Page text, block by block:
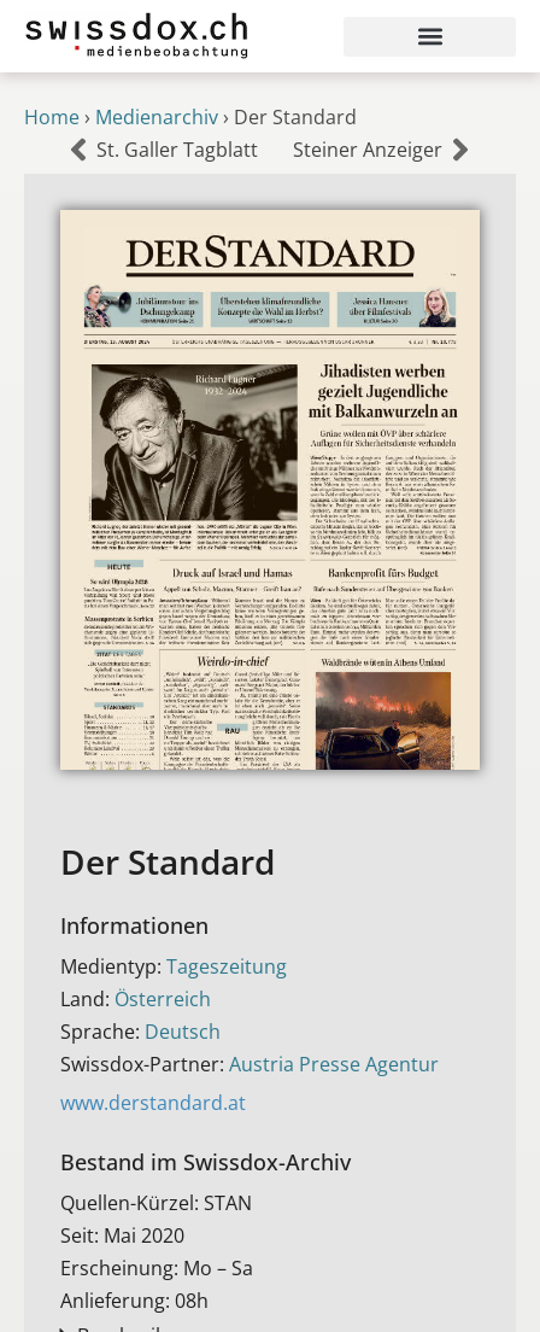
Home› Medienarchiv› Der Standard
St. Galler Tagblatt
Steiner Anzeiger
Der Standard
Informationen
Medientyp: Tageszeitung
Land: Österreich
Sprache: Deutsch
Swissdox-Partner: Austria Presse Agentur
www.derstandard.at
Bestand im Swissdox-Archiv​
Quellen-Kürzel: STAN
Seit: Mai 2020
Erscheinung: Mo – Sa
Anlieferung: 08h